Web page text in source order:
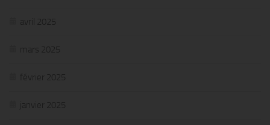
avril 2025
mars 2025
février 2025
janvier 2025